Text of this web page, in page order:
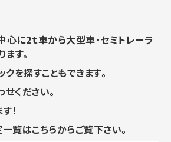
に2ｔ車から大型車・セミトレーラ
す。
クを探すこともできます。
ください。
！
覧はこちらからご覧下さい。